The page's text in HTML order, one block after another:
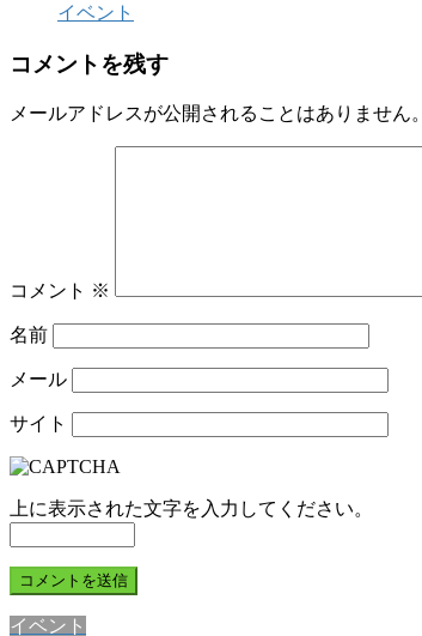
イベント
コメントを残す
メールアドレスが公開されることはありません。
コメント ※
名前
メール
サイト
上に表示された文字を入力してください。
イベント